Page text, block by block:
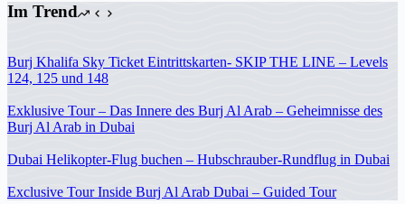
Im Trend
Burj Khalifa Sky Ticket Eintrittskarten- SKIP THE LINE – Levels
124, 125 und 148
Exklusive Tour – Das Innere des Burj Al Arab – Geheimnisse des
Burj Al Arab in Dubai
Dubai Helikopter-Flug buchen – Hubschrauber-Rundflug in Dubai
Exclusive Tour Inside Burj Al Arab Dubai – Guided Tour